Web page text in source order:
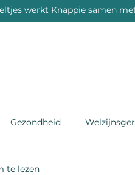
werkt Knappie samen
Gezondheid
te lezen